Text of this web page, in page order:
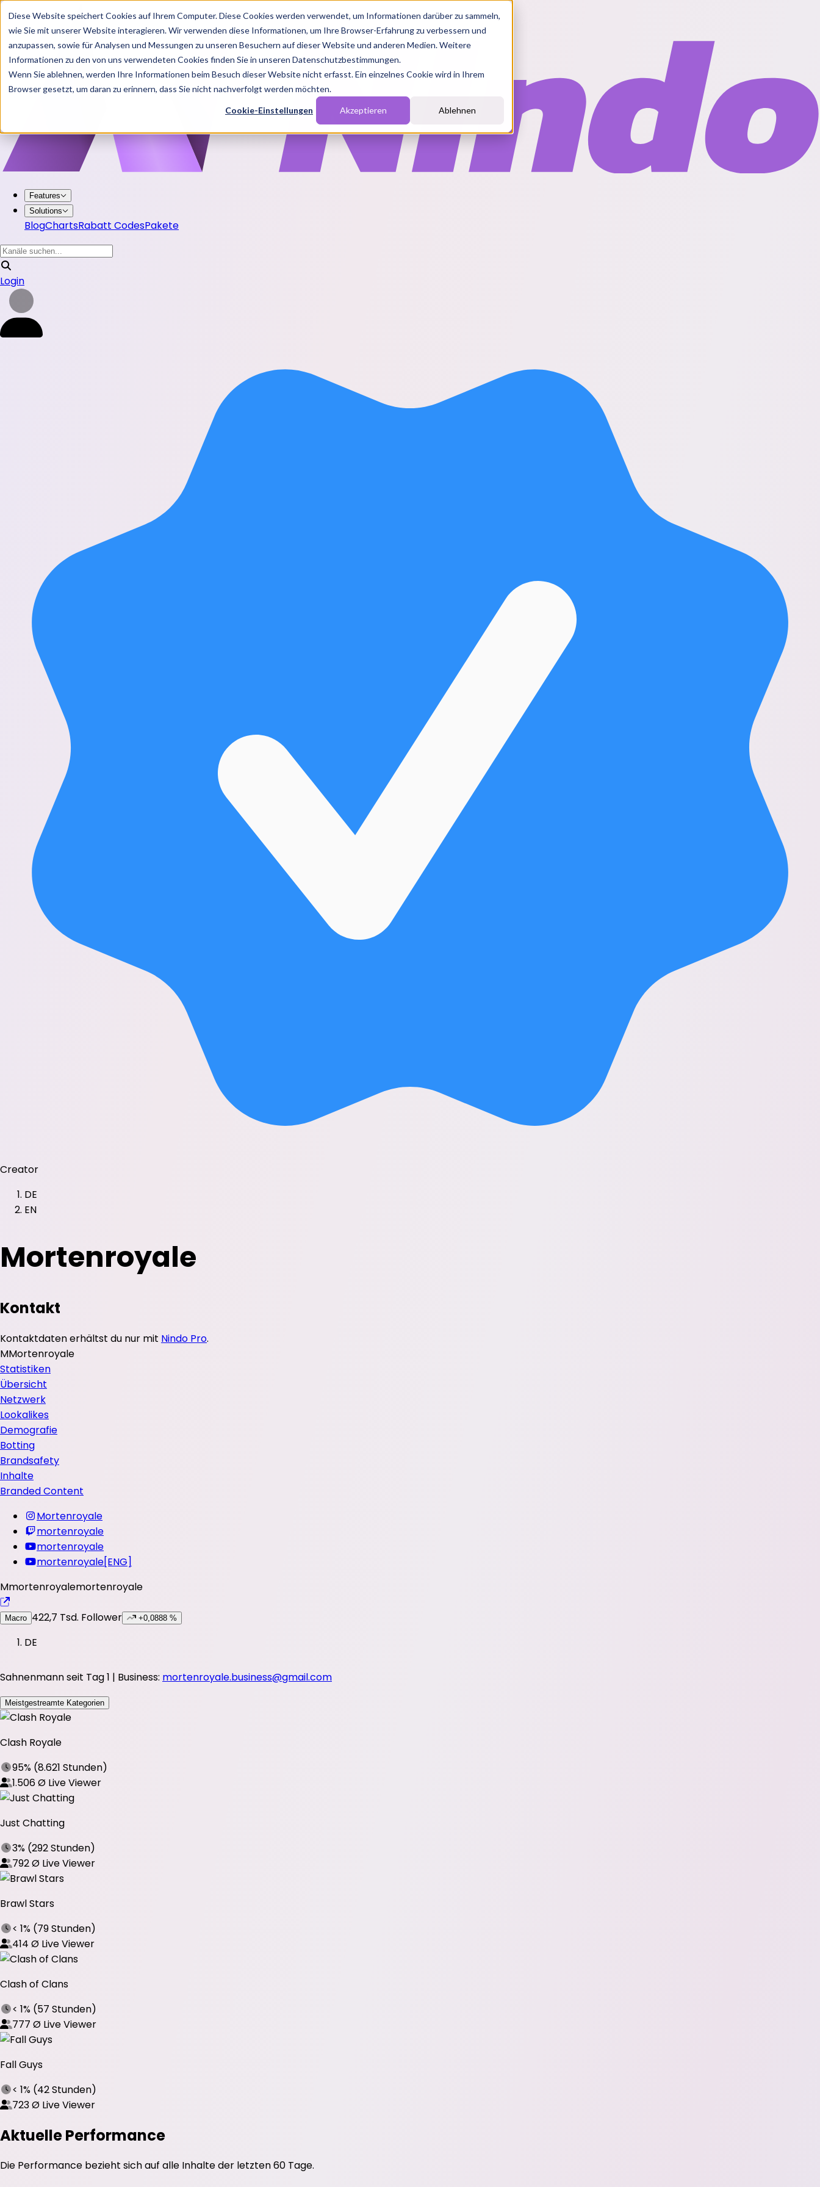
Diese Website speichert Cookies auf Ihrem Computer. Diese Cookies werden verwendet, um Informationen darüber zu sammeln,
wie Sie mit unserer Website interagieren. Wir verwenden diese Informationen, um Ihre Browser-Erfahrung zu verbessern und
anzupassen, sowie für Analysen und Messungen zu unseren Besuchern auf dieser Website und anderen Medien. Weitere
Informationen zu den von uns verwendeten Cookies finden Sie in unseren Datenschutzbestimmungen.
Wenn Sie ablehnen, werden Ihre Informationen beim Besuch dieser Website nicht erfasst. Ein einzelnes Cookie wird in Ihrem
Browser gesetzt, um daran zu erinnern, dass Sie nicht nachverfolgt werden möchten.
Cookie-Einstellungen Akzeptieren Ablehnen
Features
Solutions
BlogChartsRabatt CodesPakete
Login
Creator
DE
EN
Mortenroyale
Kontakt
Kontaktdaten erhältst du nur mit Nindo Pro.
MMortenroyale
Statistiken
Übersicht
Netzwerk
Lookalikes
Demografie
Botting
Brandsafety
Inhalte
Branded Content
Mortenroyale
mortenroyale
mortenroyale
mortenroyale[ENG]
Mmortenroyalemortenroyale
Macro 422,7 Tsd. Follower +0,0888 %
DE
Sahnenmann seit Tag 1 | Business: mortenroyale.business@gmail.com
Meistgestreamte Kategorien
Clash Royale
95% (8.621 Stunden)
1.506Ø Live Viewer
Just Chatting
3% (292 Stunden)
792Ø Live Viewer
Brawl Stars
< 1% (79 Stunden)
414 Ø Live Viewer
Clash of Clans
< 1% (57 Stunden)
777 Ø Live Viewer
Fall Guys
< 1% (42 Stunden)
723Ø Live Viewer
Aktuelle Performance
Die Performance bezieht sich auf alle Inhalte der letzten 60 Tage.